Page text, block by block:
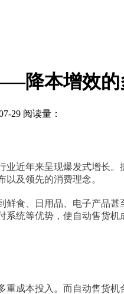
降本增效的
29 阅读量：
近年来呈现爆发式增长
及领先的消费理念。
食、日用品、电子产品
统等优势，使自动售货机
成本投入。而自动售货